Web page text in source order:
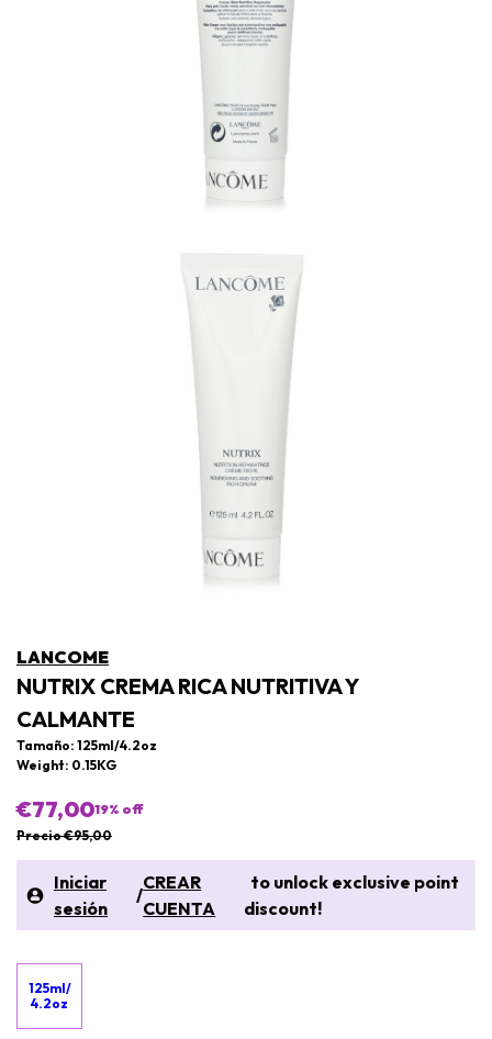
LANCOME
NUTRIX CREMA RICA NUTRITIVA Y
CALMANTE
Tamaño: 125ml/4.2oz
Weight: 0.15KG
€77,0019% off
Precio €95,00
Iniciar
sesión
/
CREAR
CUENTA
to unlock exclusive point
discount!
125ml/
4.2oz